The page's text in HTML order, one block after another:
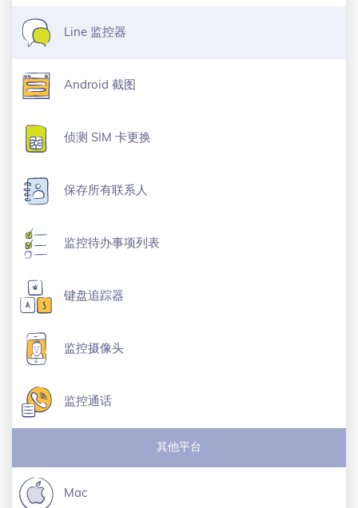
Line 监控器
Android 截图
侦测 SIM 卡更换
保存所有联系人
监控待办事项列表
键盘追踪器
监控摄像头
监控通话
其他平台
Mac